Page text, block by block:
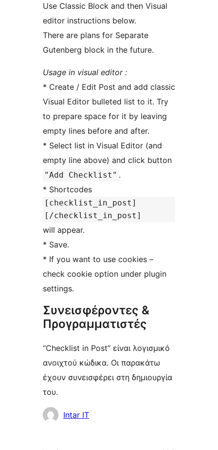
Use Classic Block and then Visual
editor instructions below.
There are plans for Separate
Gutenberg block in the future.
Usage in visual editor :
* Create / Edit Post and add classic
Visual Editor bulleted list to it. Try
to prepare space for it by leaving
empty lines before and after.
* Select list in Visual Editor (and
empty line above) and click button
"Add Checklist" .
* Shortcodes
[checklist_in_post]
[/checklist_in_post]
will appear.
* Save.
* If you want to use cookies –
check cookie option under plugin
settings.
Συνεισφέροντες &
Προγραμματιστές
“Checklist in Post” είναι λογισμικό
ανοιχτού κώδικα. Οι παρακάτω
έχουν συνεισφέρει στη δημιουργία
του.
Συντελεστές
Intar IT